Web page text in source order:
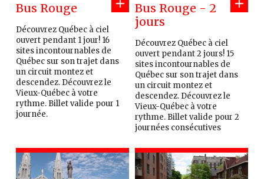
Bus Rouge
Découvrez Québec à ciel
ouvert pendant 1 jour! 16
sites incontournables de
Québec sur son trajet dans
un circuit montez et
descendez. Découvrez le
Vieux-Québec à votre
rythme. Billet valide pour 1
journée.
Bus Rouge - 2
jours
Découvrez Québec à ciel
ouvert pendant 2 jours! 15
sites incontournables de
Québec sur son trajet dans
un circuit montez et
descendez. Découvrez le
Vieux-Québec à votre
rythme. Billet valide pour 2
journées consécutives